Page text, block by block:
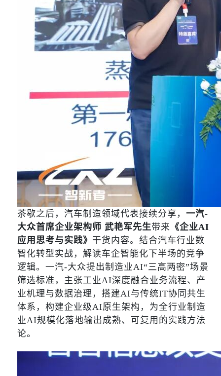
茶歇之后，汽车制造领域代表接续分享， 一汽-
大众首席企业架构师 武艳军先生带来 《企业AI
应用思考与实践》 干货内容。结合汽车行业数
智化转型实战，解读车企智能化下半场的竞争
逻辑。一汽-大众提出制造业AI“三高两密”场景
筛选标准，主张工业AI深度融合业务流程、产
业机理与数据治理，搭建AI与传统IT协同共生
体系，构建企业级AI原生架构，为全行业制造
业AI规模化落地输出成熟、可复用的实践方法
论。